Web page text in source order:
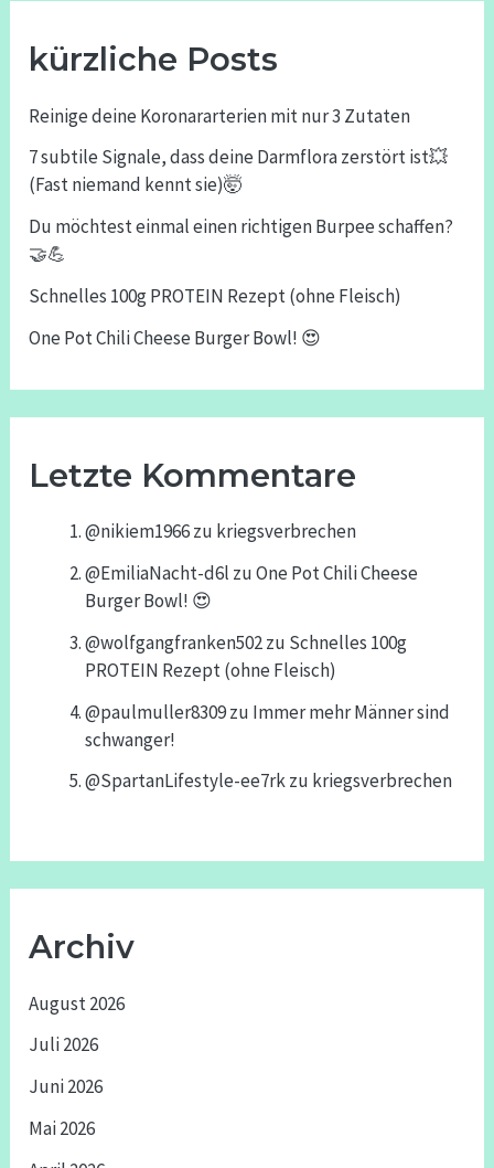
kürzliche Posts
Reinige deine Koronararterien mit nur 3 Zutaten
7 subtile Signale, dass deine Darmflora zerstört ist💥
(Fast niemand kennt sie)🤯
Du möchtest einmal einen richtigen Burpee schaffen?
🤝💪
Schnelles 100g PROTEIN Rezept (ohne Fleisch)
One Pot Chili Cheese Burger Bowl! 😍
Letzte Kommentare
@nikiem1966zu kriegsverbrechen
@EmiliaNacht-d6l zuOne Pot Chili Cheese
Burger Bowl! 😍
@wolfgangfranken502zu Schnelles 100g
PROTEIN Rezept (ohne Fleisch)
@paulmuller8309zu Immer mehr Männer sind
schwanger!
@SpartanLifestyle-ee7rkzu kriegsverbrechen
Archiv
August 2026
Juli 2026
Juni 2026
Mai 2026